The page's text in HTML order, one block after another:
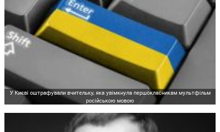
У Києві оштрафували вчительку, яка увімкнула першокласникам мультфільм
російською мовою